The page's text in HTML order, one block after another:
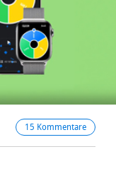
15 Kommentare